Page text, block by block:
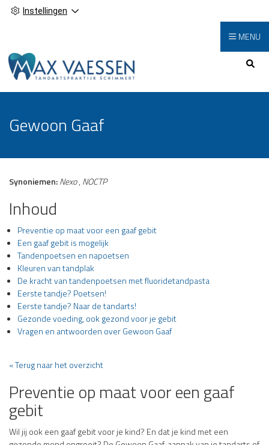
Instellingen
Hoofdmenu
MENU
Gewoon Gaaf
Synoniemen:Nexo, NOCTP
Inhoud
Preventie op maat voor een gaaf gebit
Een gaaf gebit is mogelijk
Tandenpoetsen en napoetsen
Kleuren van tandplak
De kracht van tandenpoetsen met fluoridetandpasta
Eerste tandje? Poetsen!
Eerste tandje? Naar de tandarts!
Gezonde voeding, ook gezond voor je gebit
Vragen en antwoorden over Gewoon Gaaf
« Terug naar het overzicht
Preventie op maat voor een gaaf
gebit
Wil jij ook een gaaf gebit voor je kind? En dat je kind met een